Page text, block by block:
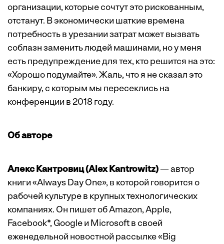
организации, которые сочтут это рискованным,
отстанут. В экономически шаткие времена
потребность в урезании затрат может вызвать
соблазн заменить людей машинами, но у меня
есть предупреждение для тех, кто решится на это:
«Хорошо подумайте». Жаль, что я не сказал это
банкиру, с которым мы пересеклись на
конференции в 2018 году.
Об авторе
Алекс Кантровиц (Alex Kantrowitz)— автор
книги «Always Day One», в которой говорится о
рабочей культуре в крупных технологических
компаниях. Он пишет об Amazon, Apple,
Facebook*, Google и Microsoft в своей
еженедельной новостной рассылке «Big